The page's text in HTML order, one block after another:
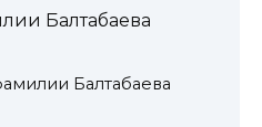
Балтабаева
Балтабаева